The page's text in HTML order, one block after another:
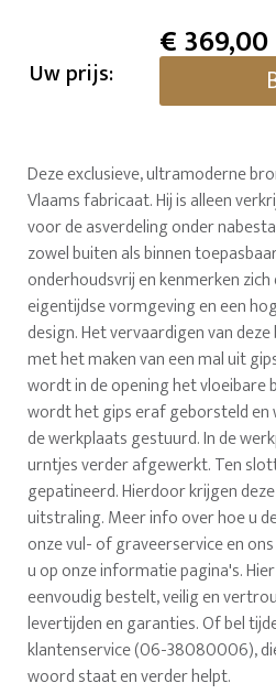
Uw prijs:
€369,00
Deze exclusieve, ultramoderne
Vlaams fabricaat. Hij is alleen
voor de asverdeling onder
zowel buiten als binnen
onderhoudsvrij en kenmerken
eigentijdse vormgeving en een
design. Het vervaardigen van
met het maken van een mal uit
wordt in de opening het
wordt het gips eraf geborsteld
de werkplaats gestuurd. In de
urntjes verder afgewerkt. Ten
gepatineerd. Hierdoor krijgen
uitstraling. Meer info over hoe u
onze vul- of graveerservice en
u op onze informatie pagina's.
eenvoudig bestelt, veilig en
levertijden en garanties. Of bel
klantenservice (06-38080006),
woord staat en verder helpt.